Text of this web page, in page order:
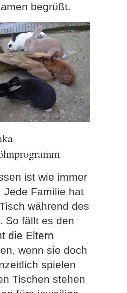
begrüßt.
ist wie immer
Jede Familie hat
während des
So fällt es den
die Eltern
wenn sie doch
spielen
Tischen stehen